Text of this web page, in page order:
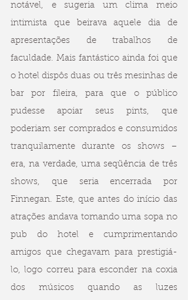
notável, e sugeria um clima meio
intimista que beirava aquele dia de
apresentações de trabalhos de
faculdade. Mais fantástico ainda foi que
o hotel dispôs duas ou três mesinhas de
bar por fileira, para que o público
pudesse apoiar seus pints, que
poderiam ser comprados e consumidos
tranquilamente durante os shows –
era, na verdade, uma seqüência de três
shows, que seria encerrada por
Finnegan. Este, que antes do início das
atrações andava tomando uma sopa no
pub do hotel e cumprimentando
amigos que chegavam para prestigiá-
lo, logo correu para esconder na coxia
dos músicos quando as luzes